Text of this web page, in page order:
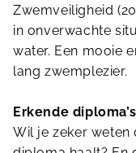
Zwemveiligheid
in onverwachte
water. Een mooie
lang zwemplezier.
Erkende diploma’s
Wil je zeker weten